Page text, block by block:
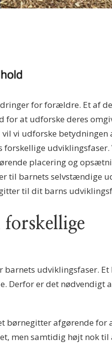
for forældre. Et af
for at udforske deres
vi udforske
udviklingsfaser.
placering og
til barnets selvstændige
til dit barns
forskellige
udviklingsfaser.
Derfor er det nødvendigt
børnegitter afgørende for
men samtidig højt nok